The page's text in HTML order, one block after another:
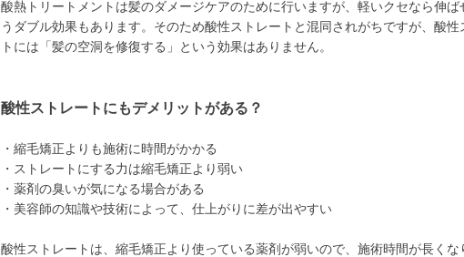
酸熱トリートメントは髪のダメージケアのために行いますが、軽いクセなら伸ば
うダブル効果もあります。そのため酸性ストレートと混同されがちですが、酸性
トには「髪の空洞を修復する」という効果はありません。
酸性ストレートにもデメリットがある？
・縮毛矯正よりも施術に時間がかかる
・ストレートにする力は縮毛矯正より弱い
・薬剤の臭いが気になる場合がある
・美容師の知識や技術によって、仕上がりに差が出やすい
酸性ストレートは、縮毛矯正より使っている薬剤が弱いので、施術時間が長くな